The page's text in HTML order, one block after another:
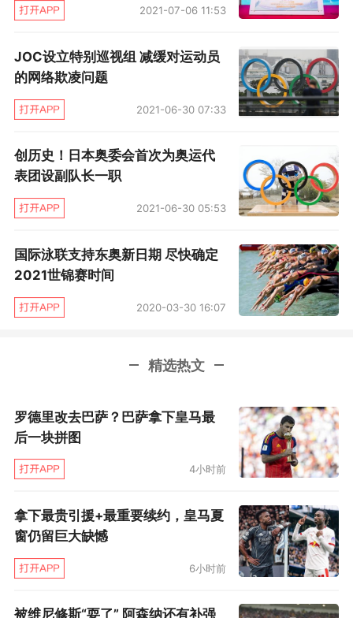
不应该以牺牲运动员安全为代价，我们承认没有
完美答案，但推迟举办东奥，至少让运动员有充
足时间去备战，在身体和精神上都做好准备。”
其他国家体育组织也立即跟上，法国游泳联合会
呼吁国际奥委会研究推迟东奥可能性，“目前的环
境不允许举办东奥，包括法国在内的许多国家，
体育公平性无法得到保证。”
在东奥是否如期举办问题上，德国田协主席也坚
IOC能以足球组织为榜样，学习他们的做法，就
国田协主席与德国结成同盟军，直言在疫情压力
下奥运无法如期举办，这是不可阻挡的结局，因
此同样提议推迟举行。
自疫情爆发以来，无论是国际奥委会还是东京奥
组委都一次又一次强调东奥举办没有问题，然随
着欧美疫情形势愈发严峻，反对东奥按既定时间
举办的声音是一浪高过一浪，这无疑加大了国际
奥委会的压力。身为IOC主席的巴赫也有所松
2021-07-06 11:53
JOC设立特别巡视组 减缓对运动员
的网络欺凌问题
2021-06-30 07:33
创历史！日本奥委会首次为奥运代
表团设副队长一职
2021-06-30 05:53
国际泳联支持东奥新日期 尽快确定
2021世锦赛时间
2020-03-30 16:07
精选热文
罗德里改去巴萨？巴萨拿下皇马最
后一块拼图
4小时前
拿下最贵引援+最重要续约，皇马夏
窗仍留巨大缺憾
6小时前
被维尼修斯“耍了” 阿森纳还有补强